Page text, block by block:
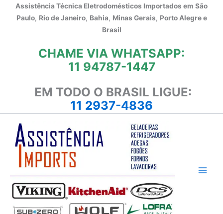
Assistência Técnica Eletrodomésticos Importados em São
Paulo, Rio de Janeiro, Bahia, Minas Gerais, Porto Alegre e
Brasil
CHAME VIA WHATSAPP:
11 94787-1447
EM TODO O BRASIL LIGUE:
11 2937-4836